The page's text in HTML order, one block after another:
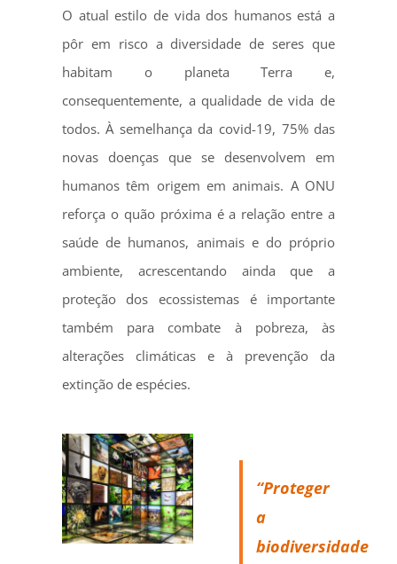
O atual estilo de vida dos humanos está a
pôr em risco a diversidade de seres que
habitam o planeta Terra e,
consequentemente, a qualidade de vida de
todos. À semelhança da covid-19, 75% das
novas doenças que se desenvolvem em
humanos têm origem em animais. A ONU
reforça o quão próxima é a relação entre a
saúde de humanos, animais e do próprio
ambiente, acrescentando ainda que a
proteção dos ecossistemas é importante
também para combate à pobreza, às
alterações climáticas e à prevenção da
extinção de espécies.
“Proteger
a
biodiversidade